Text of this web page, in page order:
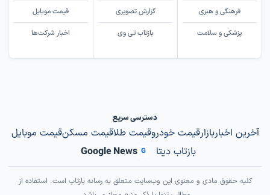
فرهنگی و هنری
پزشکی و سلامت
گزارش تصویری
بازتاب تی وی
قیمت موبایل
اخبار شرکت‌ها
دسترسی سریع
آخرین اخباربازارقیمت خودروقیمت طلاقیمت مسکنقیمت موبایل
بازتاب دیتا
G
Google News
کلیه حقوق مادی و معنوی این وب‌سایت متعلق به رسانه بازتاب است. استفاده از